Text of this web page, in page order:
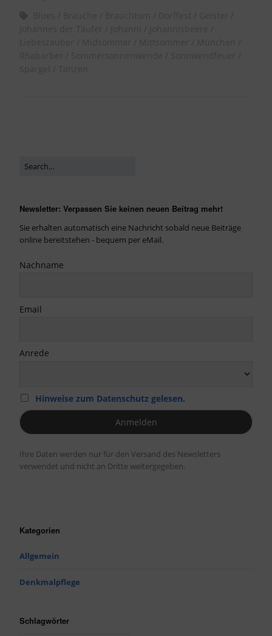
Newsletter: Verpassen Sie keinen neuen Beitrag mehr!
Sie erhalten automatisch eine Nachricht sobald neue Beiträge
online bereitstehen - bequem per eMail.
Nachname
Email
Anrede
Hinweise zum Datenschutz gelesen.
Ihre Daten werden nur für den Versand des Newsletters
verwendet und nicht an Dritte weitergegeben.
Kategorien
Allgemein
Denkmalpflege
Schlagwörter